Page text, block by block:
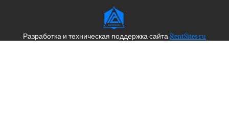
Разработка и техническая поддержка сайтаRentSites.ru